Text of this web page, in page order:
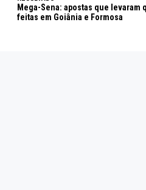
Mega-Sena: apostas que levaram
feitas em Goiânia e Formosa